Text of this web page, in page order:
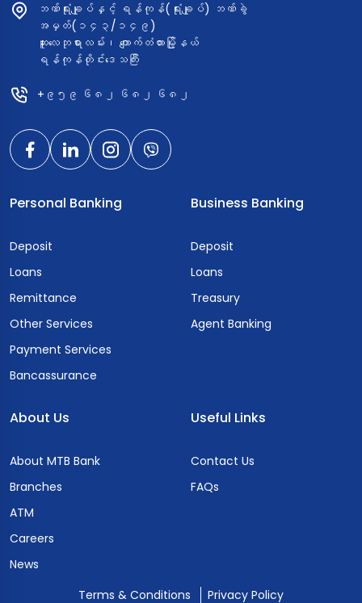
ဘဏ်ရုံးချုပ်နှင့် ရန်ကုန်(ရုံးချုပ်) ဘဏ်ခွဲ
အမှတ်(၁၄၃/၁၄၉)
ဆူးလေဘုရားလမ်း၊ ကျောက်တံတားမြို့နယ်
ရန်ကုန်တိုင်းဒေသကြီး
+၉၅၉ ၆၈၂ ၆၈၂ ၆၈၂
Personal Banking
Deposit
Loans
Remittance
Other Services
Payment Services
Bancassurance
Business Banking
Deposit
Loans
Treasury
Agent Banking
About Us
About MTB Bank
Branches
ATM
Careers
News
Useful Links
Contact Us
FAQs
Terms & Conditions Privacy Policy